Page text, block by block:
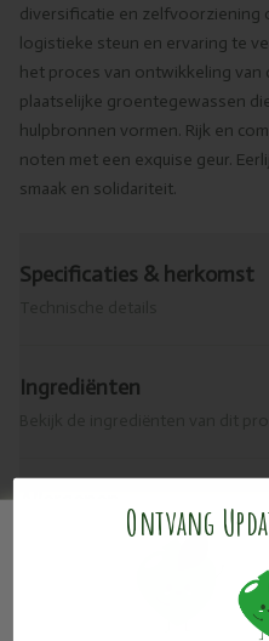
diversificatie en zelfvoorziening
logistieke steun en ervaring te
het proces van ontwikkeling
plaatselijke groentegewassen
hulpbronnen vormen. Rijk en
noten met een exquise geur.
smaak en solidariteit.
Specificaties & herkomst
Ingrediënten
Ontvang